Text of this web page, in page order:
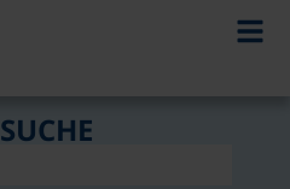
SUCHE